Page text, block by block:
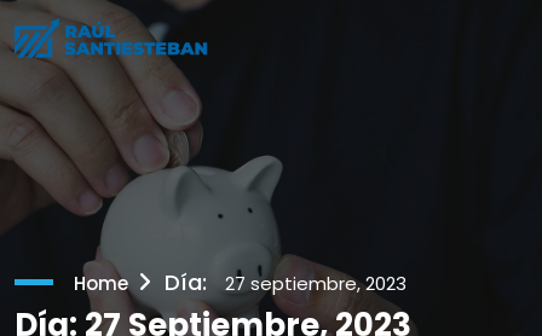
Home Día: 27 septiembre, 2023
Día: 27 Septiembre, 2023